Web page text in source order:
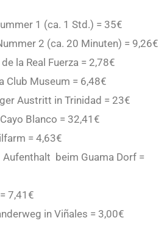
1 (ca. 1 Std.) = 35€
2 (ca. 20 Minuten) = 9,26€
la Real Fuerza = 2,78€
Club Museum = 6,48€
Austritt in Trinidad = 23€
Blanco = 32,41€
= 4,63€
beim Guama Dorf =
7,41€
in Viñales = 3,00€